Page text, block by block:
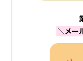
＼メー